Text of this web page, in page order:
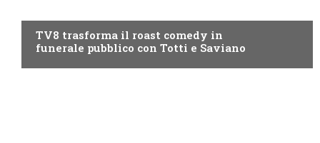
TV8 trasforma il roast comedy in
funerale pubblico con Totti e Saviano